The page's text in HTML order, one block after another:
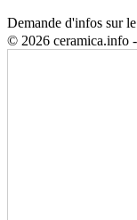
Demande d'infos sur
© 2026 ceramica.info